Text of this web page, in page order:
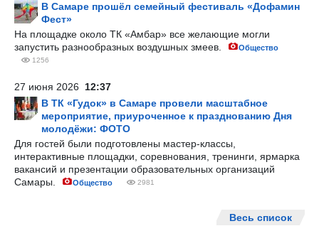
В Самаре прошёл семейный фестиваль «Дофамин
Фест»
На площадке около ТК «Амбар» все желающие могли
запустить разнообразных воздушных змеев.
Общество
1256
27 июня 2026 12:37
В ТК «Гудок» в Самаре провели масштабное
мероприятие, приуроченное к празднованию Дня
молодёжи: ФОТО
Для гостей были подготовлены мастер-классы,
интерактивные площадки, соревнования, тренинги, ярмарка
вакансий и презентации образовательных организаций
Самары.
Общество 2981
Весь список